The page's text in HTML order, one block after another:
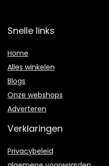
Snelle links
Home
Alles winkelen
Blogs
Onze webshops
Adverteren
Verklaringen
Privacybeleid